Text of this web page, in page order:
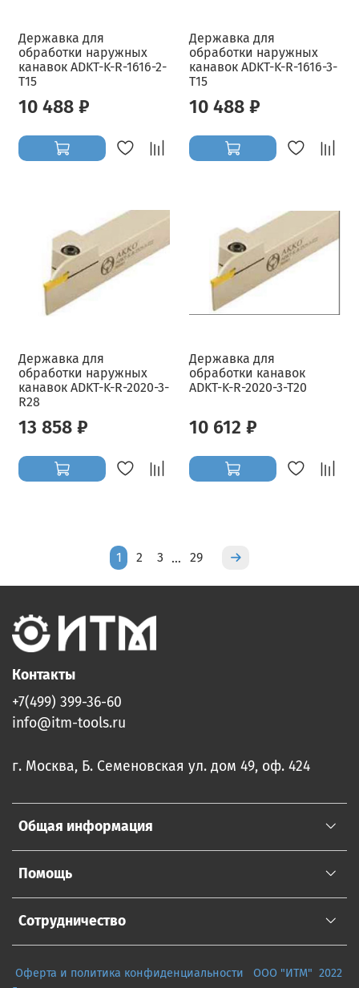
Державка для
обработки наружных
канавок ADKT-K-R-1616-2-
T15
10 488 ₽
Державка для
обработки наружных
канавок ADKT-K-R-1616-3-
T15
10 488 ₽
Державка для
обработки наружных
канавок ADKT-K-R-2020-3-
R28
13 858 ₽
Державка для
обработки канавок
ADKT-K-R-2020-3-T20
10 612 ₽
1 2 3 … 29
Общая информация
Помощь
Сотрудничество
Контакты
+7(499) 399-36-60
info@itm-tools.ru
г. Москва, Б. Семеновская ул. дом 49, оф. 424
Оферта и политика конфиденциальности
ООО "ИТМ" 2022